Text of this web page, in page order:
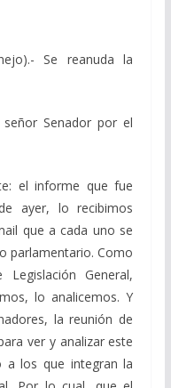
Se reanuda la
Senador por el
el informe que fue
ayer, lo recibimos
que a cada uno se
parlamentario. Como
General,
lo analicemos. Y
la reunión de
ver y analizar este
los que integran la